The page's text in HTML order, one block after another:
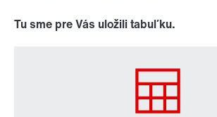
Tu sme pre Vás uložili tabuľku.